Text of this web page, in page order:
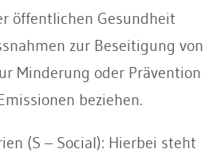
öffentlichen Gesundheit
zur Beseitigung von
Minderung oder Prävention
beziehen.
(S – Social): Hierbei steht